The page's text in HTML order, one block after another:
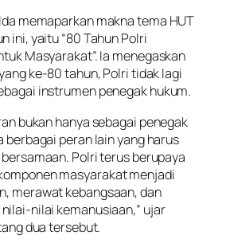
memaparkan makna tema HUT
ini, yaitu “80 Tahun Polri
Masyarakat”. Ia menegaskan
ke-80 tahun, Polri tidak lagi
instrumen penegak hukum.
bukan hanya sebagai penegak
berbagai peran lain yang harus
Polri terus berupaya
masyarakat menjadi
merawat kebangsaan, dan
nilai kemanusiaan,” ujar
dua tersebut.